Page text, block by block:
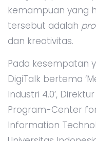
kemampuan yang
tersebut adalah
dan kreativitas.
Pada kesempatan
DigiTalk bertema
Industri 4.0’,
Program-Center
Information